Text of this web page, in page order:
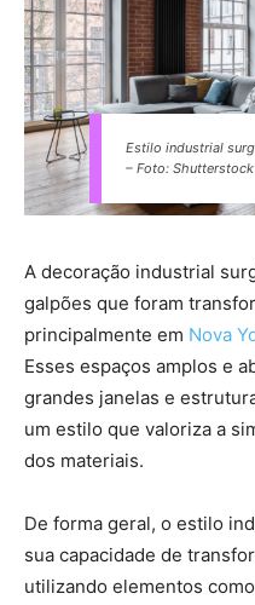
Estilo industrial
– Foto: Shutterstock
A decoração industrial
galpões que foram
principalmente em Nova
Esses espaços amplos e
grandes janelas e
um estilo que valoriza a
dos materiais.
De forma geral, o estilo
sua capacidade de
utilizando elementos